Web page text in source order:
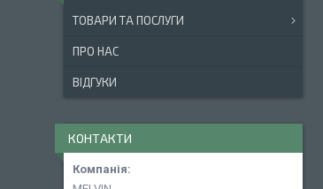
ТОВАРИ ТА ПОСЛУГИ
ПРО НАС
ВІДГУКИ
КОНТАКТИ